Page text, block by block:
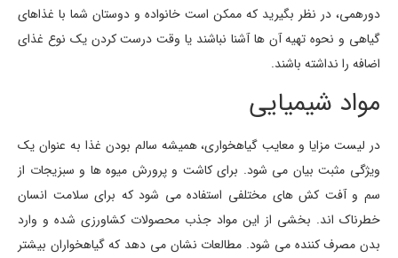
دورهمی، در نظر بگیرید که ممکن است خانواده و دوستان شما با غذاهای
گیاهی و نحوه تهیه آن ها آشنا نباشند یا وقت درست کردن یک نوع غذای
اضافه را نداشته باشند.
مواد شیمیایی
در لیست مزایا و معایب گیاهخواری، همیشه سالم بودن غذا به عنوان یک
ویژگی مثبت بیان می شود. برای کاشت و پرورش میوه ها و سبزیجات از
سم و آفت کش های مختلفی استفاده می شود که برای سلامت انسان
خطرناک اند. بخشی از این مواد جذب محصولات کشاورزی شده و وارد
بدن مصرف کننده می شود. مطالعات نشان می دهد که گیاهخواران بیشتر